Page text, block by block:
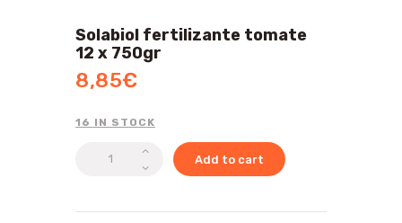
Solabiol fertilizante tomate
12 x 750gr
8,85€
16 IN STOCK
Add to cart